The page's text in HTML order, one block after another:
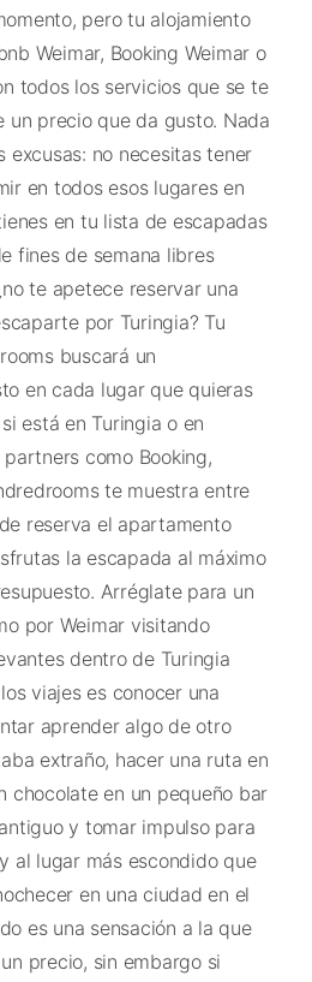
pero tu alojamiento
Weimar, Booking Weimar o
todos los servicios que se te
un precio que da gusto. Nada
excusas: no necesitas tener
en todos esos lugares en
en tu lista de escapadas
fines de semana libres
te apetece reservar una
por Turingia? Tu
buscará un
en cada lugar que quieras
está en Turingia o en
como Booking,
te muestra entre
reserva el apartamento
la escapada al máximo
Arréglate para un
por Weimar visitando
dentro de Turingia
viajes es conocer una
aprender algo de otro
extraño, hacer una ruta en
chocolate en un pequeño bar
y tomar impulso para
al lugar más escondido que
en una ciudad en el
es una sensación a la que
precio, sin embargo si